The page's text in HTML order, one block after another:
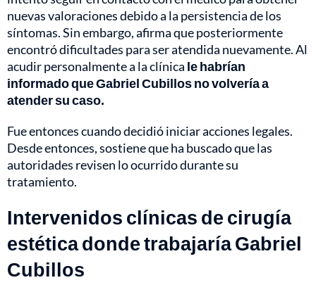
nuevas valoraciones debido a la persistencia de los
síntomas. Sin embargo, afirma que posteriormente
encontró dificultades para ser atendida nuevamente. Al
acudir personalmente a la clínica le habrían
informado que Gabriel Cubillos no volvería a
atender su caso.
Fue entonces cuando decidió iniciar acciones legales.
Desde entonces, sostiene que ha buscado que las
autoridades revisen lo ocurrido durante su
tratamiento.
Intervenidos clínicas de cirugía
estética donde trabajaría Gabriel
Cubillos